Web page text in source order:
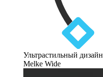
Ультрастильный дизайн
Melke Wide